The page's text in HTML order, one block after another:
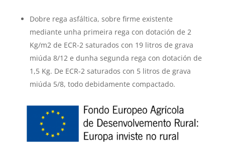
Dobre rega asfáltica, sobre firme existente
mediante unha primeira rega con dotación de 2
Kg/m2 de ECR-2 saturados con 19 litros de grava
miúda 8/12 e dunha segunda rega con dotación de
1,5 Kg. De ECR-2 saturados con 5 litros de grava
miúda 5/8, todo debidamente compactado.